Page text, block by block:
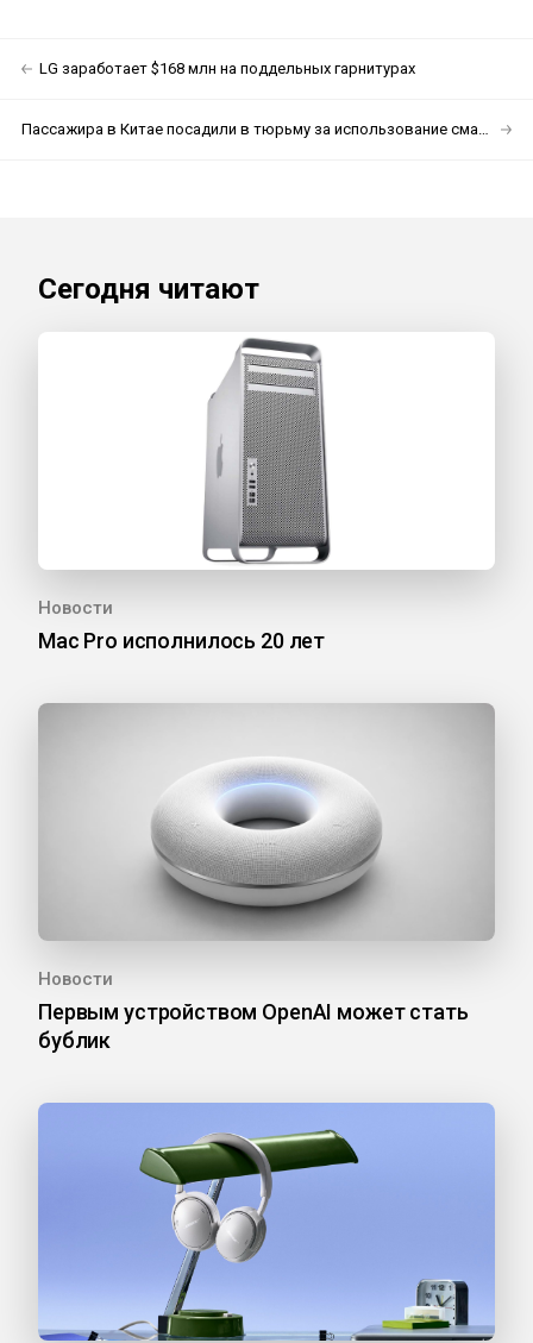
LG заработает $168 млн на поддельных гарнитурах
Пассажира в Китае посадили в тюрьму за использование смартфона в самолёте
Сегодня читают
Новости
Mac Pro исполнилось 20 лет
Новости
Первым устройством OpenAI может стать
бублик